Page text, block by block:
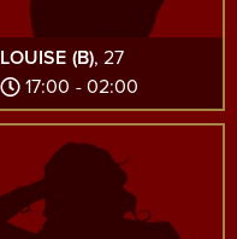
LOUISE (B), 27
17:00 - 02:00